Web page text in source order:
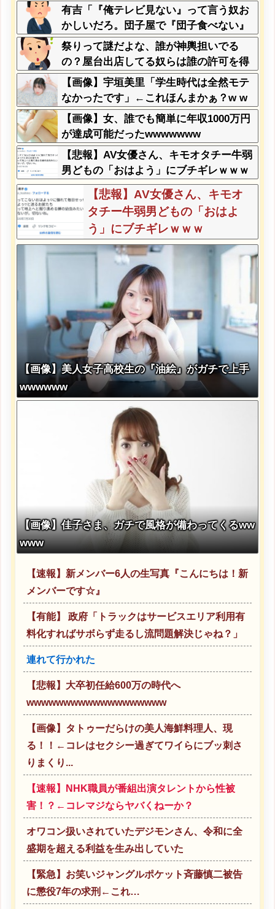
ぞ？
有吉「『俺テレビ見ない』って言う奴お
かしいだろ。団子屋で『団子食べない』
って言うか？」
祭りって謎だよな、誰が神輿担いでる
の？屋台出店してる奴らは誰の許可を得
て商売してるの？
【画像】宇垣美里「学生時代は全然モテ
なかったです」←これほんまかぁ？w w
w w w w w w
【画像】女、誰でも簡単に年収1000万円
が達成可能だったwwwwwww
【悲報】AV女優さん、キモオタチー牛弱
男どもの「おはよう」にブチギレｗｗｗ
【悲報】AV女優さん、キモオ
タチー牛弱男どもの「おはよ
う」にブチギレｗｗｗ
【画像】美人女子高校生の『油絵』がガチで上手
wwwwww
【画像】佳子さま、ガチで風格が備わってくるww
www
【速報】新メンバー6人の生写真『こんにちは！新
メンバーです☆』
【有能】 政府「トラックはサービスエリア利用有
料化すればサボらず走るし流問題解決じゃね？」
連れて行かれた
【悲報】大卒初任給600万の時代へ
wwwwwwwwwwwwwwwwwww
【画像】タトゥーだらけの美人海鮮料理人、現
る！！←コレはセクシー過ぎてワイらにブッ刺さ
りまくり...
【速報】NHK職員が番組出演タレントから性被
害！？←コレマジならヤバくねーか？
オワコン扱いされていたデジモンさん、令和に全
盛期を超える利益を生み出していた
【緊急】お笑いジャングルポケット斉藤慎二被告
に懲役7年の求刑←これ…